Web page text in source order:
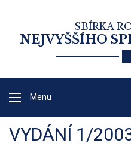
SBÍRKA
NEJVYŠŠÍHO
Menu
VYDÁNÍ 1/